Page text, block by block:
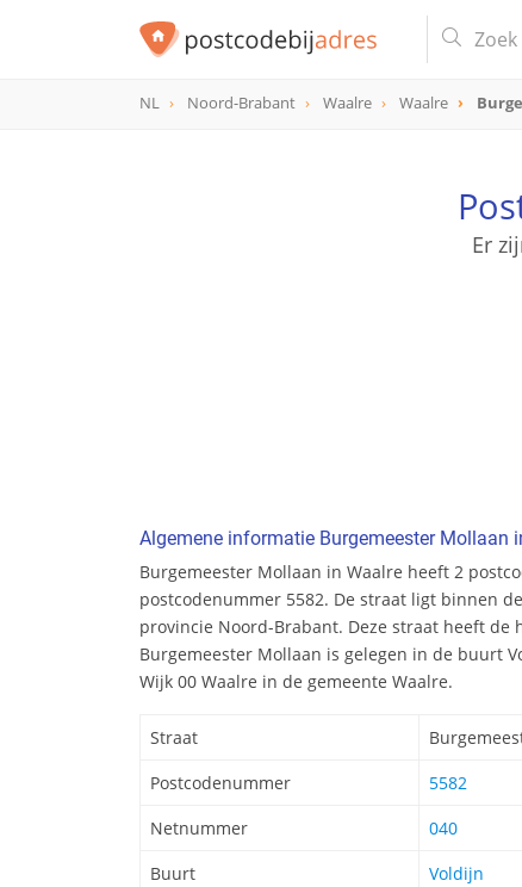
NL Noord-Brabant Waalre Waalre
Er
Algemene informatie Burgemeester Mollaan
Burgemeester Mollaan in Waalre heeft 2
postcodenummer 5582. De straat ligt binnen
provincie Noord-Brabant. Deze straat heeft de
Burgemeester Mollaan is gelegen in de buurt
Wijk 00 Waalre in de gemeente Waalre.
Straat
Postcodenummer
5582
Netnummer
040
Buurt
Voldijn